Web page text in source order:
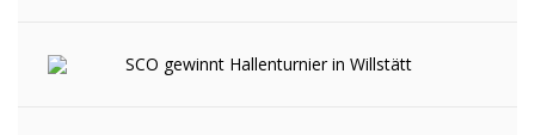
SCO gewinnt Hallenturnier in Willstätt